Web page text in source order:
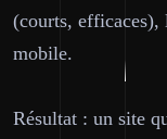
(courts, efficaces),
mobile.
Résultat : un site